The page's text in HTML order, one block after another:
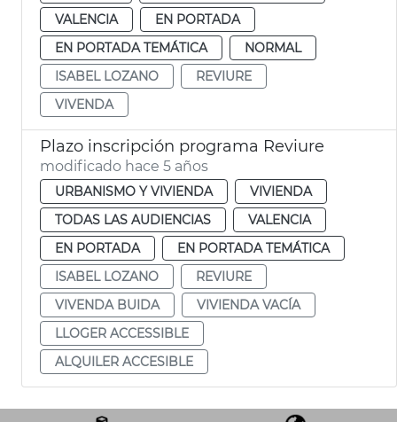
VALENCIA
EN PORTADA
EN PORTADA TEMÁTICA
NORMAL
ISABEL LOZANO
REVIURE
VIVENDA
Plazo inscripción programa Reviure
modificado hace 5 años
URBANISMO Y VIVIENDA
VIVIENDA
TODAS LAS AUDIENCIAS
VALENCIA
EN PORTADA
EN PORTADA TEMÁTICA
ISABEL LOZANO
REVIURE
VIVENDA BUIDA
VIVIENDA VACÍA
LLOGER ACCESSIBLE
ALQUILER ACCESIBLE